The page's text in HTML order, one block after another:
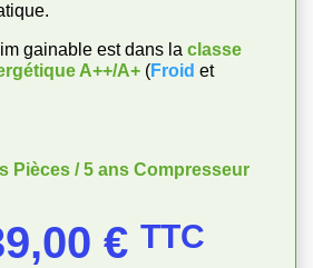
gainable est dans la classe
A++/A+ (Froid et
Pièces / 5 ans Compresseur
€ TTC